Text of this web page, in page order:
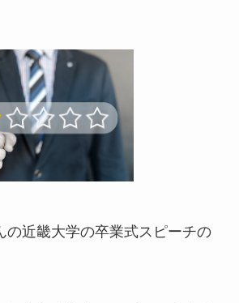
の近畿大学の卒業式スピーチの